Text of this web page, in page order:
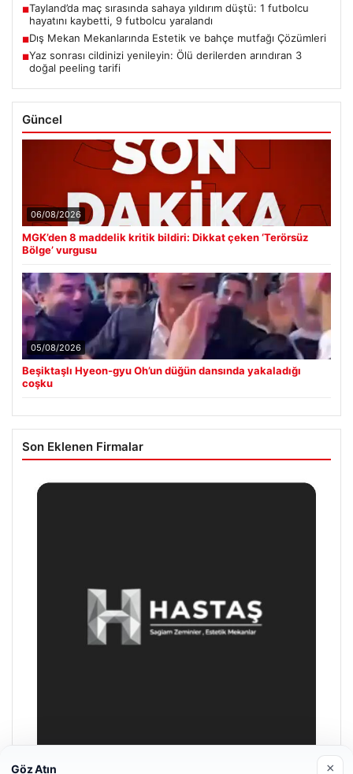
■Tayland’da maç sırasında sahaya yıldırım düştü: 1 futbolcu
hayatını kaybetti, 9 futbolcu yaralandı
■Dış Mekan Mekanlarında Estetik ve bahçe mutfağı Çözümleri
■Yaz sonrası cildinizi yenileyin: Ölü derilerden arındıran 3
doğal peeling tarifi
Güncel
06/08/2026
MGK’den 8 maddelik kritik bildiri: Dikkat çeken ‘Terörsüz
Bölge’ vurgusu
05/08/2026
Beşiktaşlı Hyeon-gyu Oh’un düğün dansında yakaladığı
coşku
Son Eklenen Firmalar
Göz Atın ×